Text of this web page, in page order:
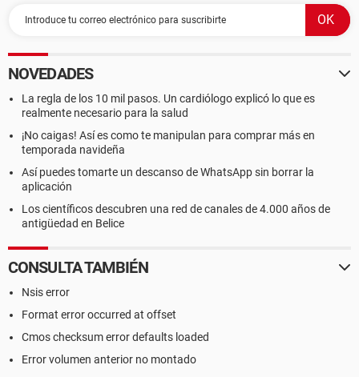
NOVEDADES
La regla de los 10 mil pasos. Un cardiólogo explicó lo que es
realmente necesario para la salud
¡No caigas! Así es como te manipulan para comprar más en
temporada navideña
Así puedes tomarte un descanso de WhatsApp sin borrar la
aplicación
Los científicos descubren una red de canales de 4.000 años de
antigüedad en Belice
CONSULTA TAMBIÉN
Nsis error
Format error occurred at offset
Cmos checksum error defaults loaded
Error volumen anterior no montado